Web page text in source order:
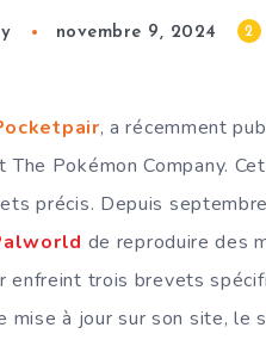
novembre 9, 2024 2
, a récemment
Pokémon Company.
précis. Depuis
de reproduire des
enfreint trois brevets
mise à jour sur son site,